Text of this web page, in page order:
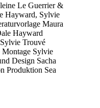
Le Guerrier &
Hayward, Sylvie
Maura
Hayward
Trouvé
Montage Sylvie
Design Sacha
Produktion Sea